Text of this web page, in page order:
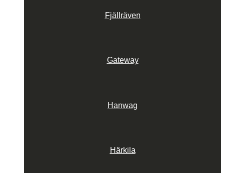
Fjällräven
Gateway
Hanwag
Härkila